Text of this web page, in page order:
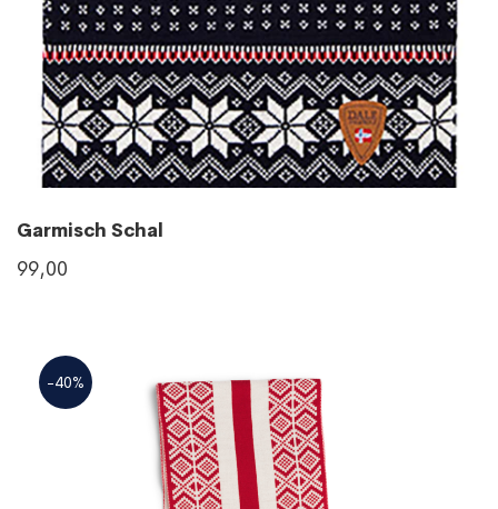
Garmisch Schal
99,00
-40%